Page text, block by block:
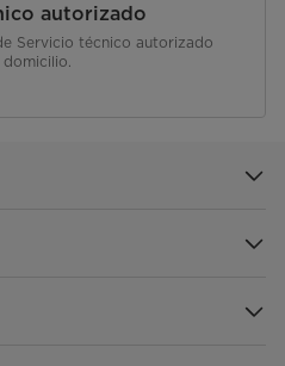
autorizado
Servicio técnico autorizado